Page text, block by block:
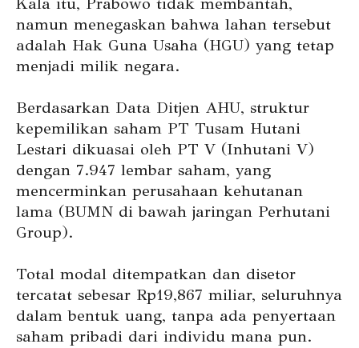
namun menegaskan bahwa lahan tersebut
adalah Hak Guna Usaha (HGU) yang tetap
menjadi milik negara.
Berdasarkan Data Ditjen AHU, struktur
kepemilikan saham PT Tusam Hutani
Lestari dikuasai oleh PT V (Inhutani V)
dengan 7.947 lembar saham, yang
mencerminkan perusahaan kehutanan
lama (BUMN di bawah jaringan Perhutani
Group).
Total modal ditempatkan dan disetor
tercatat sebesar Rp19,867 miliar, seluruhnya
dalam bentuk uang, tanpa ada penyertaan
saham pribadi dari individu mana pun.